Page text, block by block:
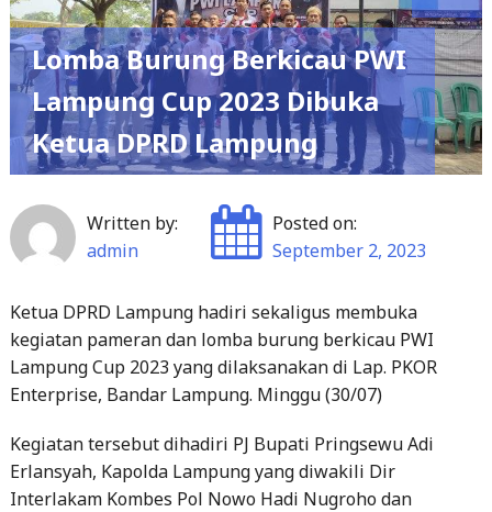
Lomba Burung Berkicau PWI
Lampung Cup 2023 Dibuka
Ketua DPRD Lampung
Written by:
admin
Posted on:
September 2, 2023
Ketua DPRD Lampung hadiri sekaligus membuka
kegiatan pameran dan lomba burung berkicau PWI
Lampung Cup 2023 yang dilaksanakan di Lap. PKOR
Enterprise, Bandar Lampung. Minggu (30/07)
Kegiatan tersebut dihadiri PJ Bupati Pringsewu Adi
Erlansyah, Kapolda Lampung yang diwakili Dir
Interlakam Kombes Pol Nowo Hadi Nugroho dan